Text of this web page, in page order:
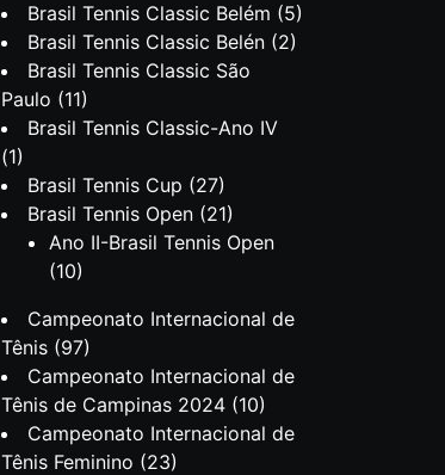
Brasil Tennis Classic Belém (5)
Brasil Tennis Classic Belén (2)
Brasil Tennis Classic São
Paulo (11)
Brasil Tennis Classic-Ano IV
(1)
Brasil Tennis Cup (27)
Brasil Tennis Open (21)
Ano II-Brasil Tennis Open
(10)
Campeonato Internacional de
Tênis (97)
Campeonato Internacional de
Tênis de Campinas 2024 (10)
Campeonato Internacional de
Tênis Feminino (23)